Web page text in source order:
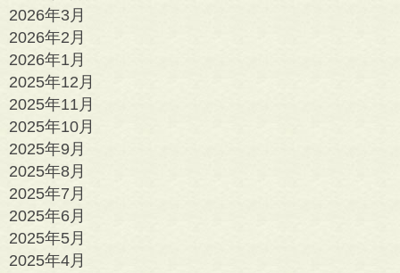
2026年3月
2026年2月
2026年1月
2025年12月
2025年11月
2025年10月
2025年9月
2025年8月
2025年7月
2025年6月
2025年5月
2025年4月